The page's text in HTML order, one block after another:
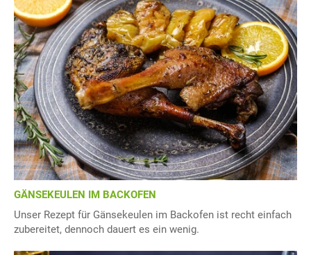
GÄNSEKEULEN IM BACKOFEN
Unser Rezept für Gänsekeulen im Backofen ist recht einfach
zubereitet, dennoch dauert es ein wenig.